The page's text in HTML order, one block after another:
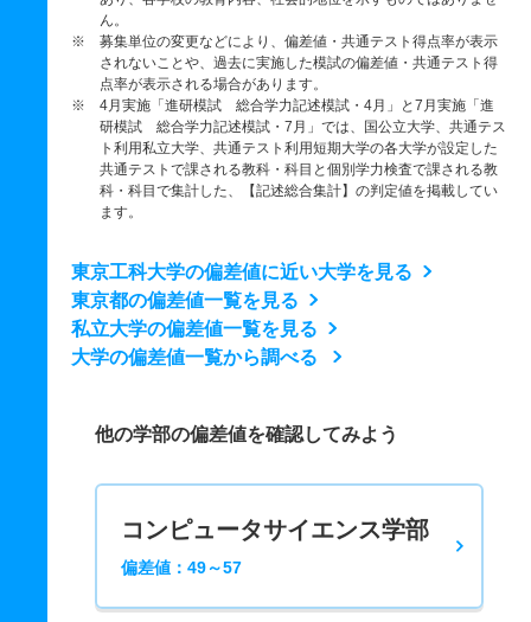
ん。
※ 募集単位の変更などにより、偏差値・共通テスト得点率が表示
されないことや、過去に実施した模試の偏差値・共通テスト得
点率が表示される場合があります。
※ 4月実施「進研模試 総合学力記述模試・4月」と7月実施「進
研模試 総合学力記述模試・7月」では、国公立大学、共通テス
ト利用私立大学、共通テスト利用短期大学の各大学が設定した
共通テストで課される教科・科目と個別学力検査で課される教
科・科目で集計した、【記述総合集計】の判定値を掲載してい
ます。
東京工科大学の偏差値に近い大学を見る
東京都の偏差値一覧を見る
私立大学の偏差値一覧を見る
大学の偏差値一覧から調べる
他の学部の偏差値を確認してみよう
コンピュータサイエンス学部
偏差値：49～57